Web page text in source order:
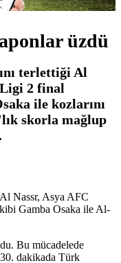
üzdü
terlettiği Al
2 final
ile kozlarını
skorla mağlup
Nassr, Asya AFC
Gamba Osaka ile Al-
Bu mücadelede
dakikada Türk